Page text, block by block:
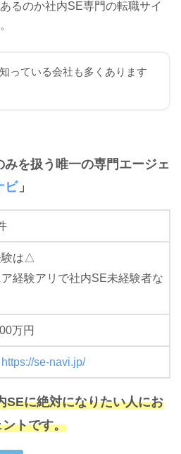
るのか社内SE専門の転職サイ
っている会社も多くあります
を扱う唯一の専門エージェ
ビ 」
験は△
経験アリで社内SE未経験者な
万円
https://se-navi.jp/
SEに絶対になりたい人にお
トです。